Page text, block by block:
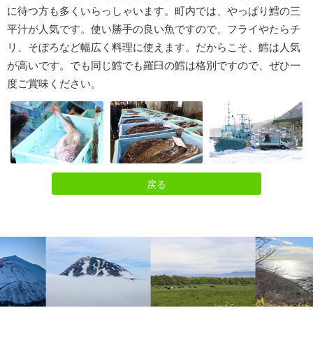
に待つ方も多くいらっしゃいます。町内では、やっぱり鱈の三
平汁が人気です。使い勝手の良い魚ですので、フライやたらチ
リ、そぼろなど幅広く料理に使えます。だからこそ、鱈は人気
が高いです。でも同じ鱈でも羅臼の鱈は格別ですので、ぜひ一
度ご賞味ください。
戻る